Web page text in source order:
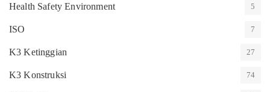
Health Safety Environment 5
ISO 7
K3 Ketinggian 27
K3 Konstruksi 74